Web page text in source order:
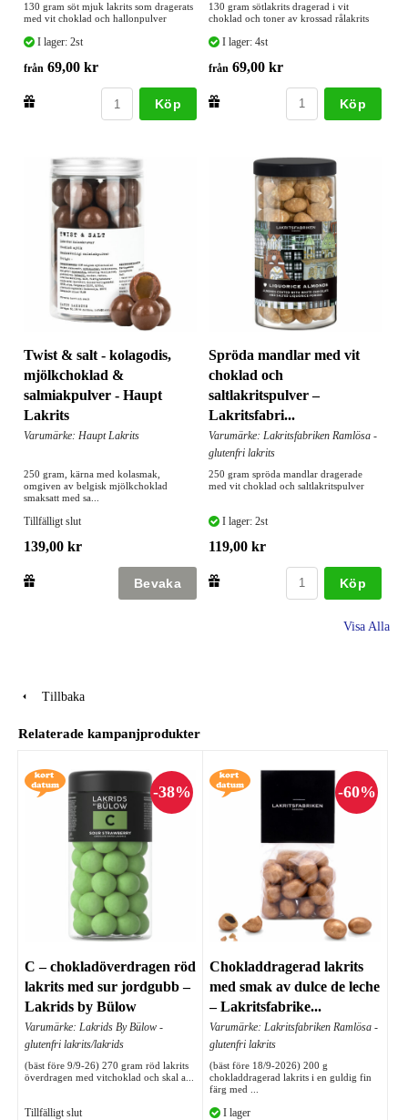
130 gram söt mjuk lakrits som dragerats
med vit choklad och hallonpulver
I lager: 2st
från 69,00 kr
Köp
130 gram sötlakrits dragerad i vit
choklad och toner av krossad rålakrits
I lager: 4st
från 69,00 kr
Köp
Twist & salt - kolagodis,
mjölkchoklad &
salmiakpulver - Haupt
Lakrits
Varumärke: Haupt Lakrits
250 gram, kärna med kolasmak,
omgiven av belgisk mjölkchoklad
smaksatt med sa...
Tillfälligt slut
139,00 kr
Spröda mandlar med vit
choklad och
saltlakritspulver –
Lakritsfabri...
Varumärke: Lakritsfabriken Ramlösa -
glutenfri lakrits
250 gram spröda mandlar dragerade
med vit choklad och saltlakritspulver
I lager: 2st
119,00 kr
Köp
Visa Alla
Tillbaka
Relaterade kampanjprodukter
C – chokladöverdragen röd
lakrits med sur jordgubb –
Lakrids by Bülow
Varumärke: Lakrids By Bülow -
glutenfri lakrits/lakrids
(bäst före 9/9-26) 270 gram röd lakrits
överdragen med vitchoklad och skal a...
Tillfälligt slut
Chokladdragerad lakrits
med smak av dulce de leche
– Lakritsfabrike...
Varumärke: Lakritsfabriken Ramlösa -
glutenfri lakrits
(bäst före 18/9-2026) 200 g
chokladdragerad lakrits i en guldig fin
färg med ...
I lager